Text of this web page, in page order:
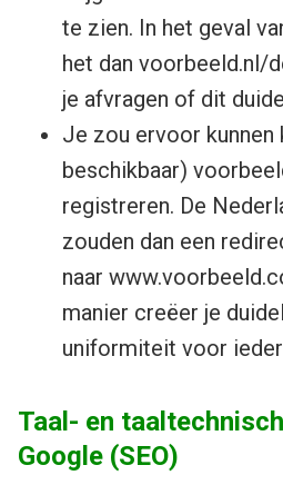
te zien. In het geval
het dan voorbeeld.nl/
je afvragen of dit
Je zou ervoor kunnen
beschikbaar)
registreren. De
zouden dan een
naar
manier creëer je
uniformiteit voor ieder
Taal- en
Google (SEO)